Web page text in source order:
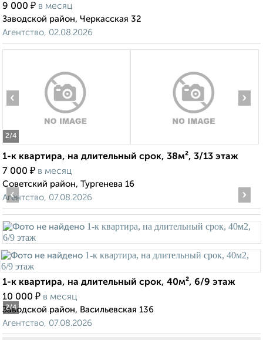
9 000 ₽ в месяц
Заводской район, Черкасская 32
Агентство, 02.08.2026
2/4
‹ ›
1-к квартира, на длительный срок, 38м², 3/13 этаж
7 000 ₽ в месяц
Советский район, Тургенева 16
Агентство, 07.08.2026
2/4
‹ ›
1-к квартира, на длительный срок, 40м², 6/9 этаж
10 000 ₽ в месяц
Заводской район, Васильевская 136
Агентство, 07.08.2026